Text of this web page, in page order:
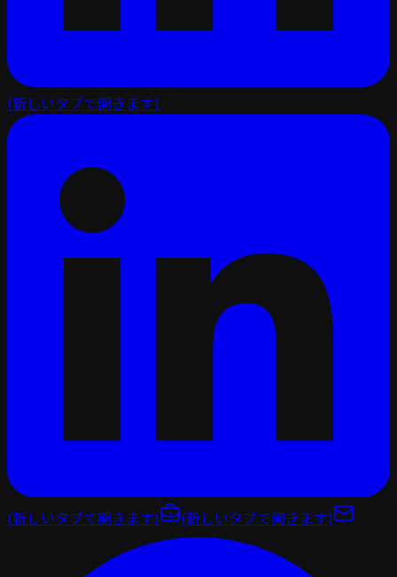
(新しいタブで開きます)
(新しいタブで開きます) (新しいタブで開きます)